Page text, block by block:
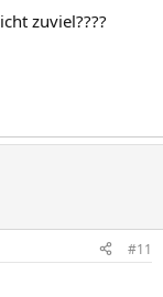
zuviel????
#11